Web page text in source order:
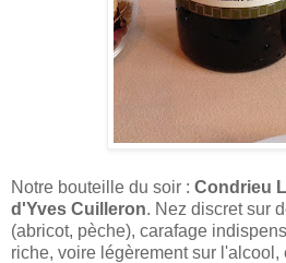
Notre bouteille du soir : Condrieu
d'Yves Cuilleron. Nez discret sur
(abricot, pèche), carafage
riche, voire légèrement sur l'alcool,